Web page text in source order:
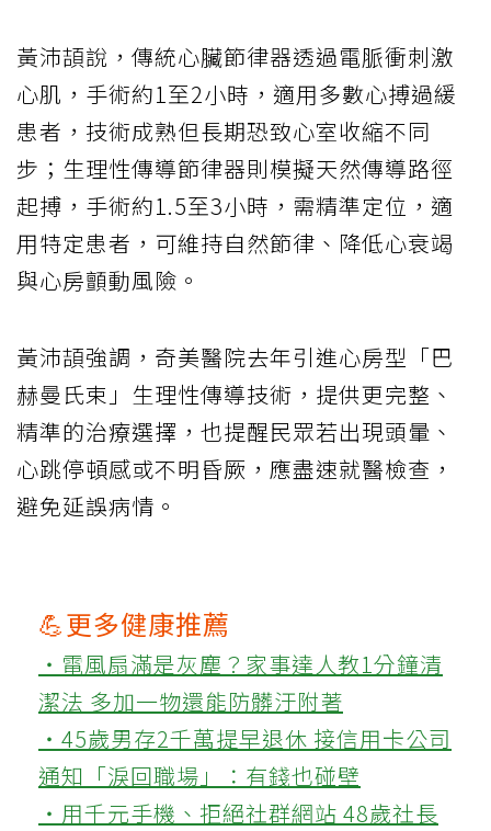
黃沛頡說，傳統心臟節律器透過電脈衝刺激
心肌，手術約1至2小時，適用多數心搏過緩
患者，技術成熟但長期恐致心室收縮不同
步；生理性傳導節律器則模擬天然傳導路徑
起搏，手術約1.5至3小時，需精準定位，適
用特定患者，可維持自然節律、降低心衰竭
與心房顫動風險。
黃沛頡強調，奇美醫院去年引進心房型「巴
赫曼氏束」生理性傳導技術，提供更完整、
精準的治療選擇，也提醒民眾若出現頭暈、
心跳停頓感或不明昏厥，應盡速就醫檢查，
避免延誤病情。
💪更多健康推薦
‧電風扇滿是灰塵？家事達人教1分鐘清
潔法 多加一物還能防髒汙附著
‧45歲男存2千萬提早退休 接信用卡公司
通知「淚回職場」：有錢也碰壁
‧用千元手機、拒絕社群網站 48歲社長